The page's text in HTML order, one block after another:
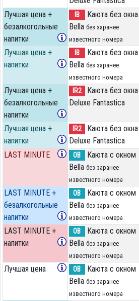
Лучшая цена +
безалкогольные
напитки
IB
Каюта без окна
Bella без заранее
известного номера
Лучшая цена +
напитки
IB
Каюта без окна
Bella без заранее
известного номера
Лучшая цена +
безалкогольные
напитки
IR2
Каюта без окна
Deluxe Fantastica
Лучшая цена +
напитки
IR2
Каюта без окна
Deluxe Fantastica
LAST MINUTE OB
Каюта с окном
Bella без заранее
известного номера
LAST MINUTE +
безалкогольные
напитки
OB
Каюта с окном
Bella без заранее
известного номера
LAST MINUTE +
напитки
OB
Каюта с окном
Bella без заранее
известного номера
Лучшая цена OB
Каюта с окном
Bella без заранее
известного номера